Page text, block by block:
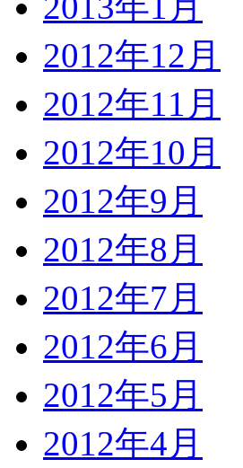
2012年12月
2012年11月
2012年10月
2012年9月
2012年8月
2012年7月
2012年6月
2012年5月
2012年4月